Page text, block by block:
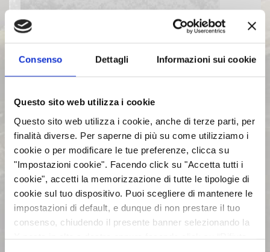
Consenso Dettagli Informazioni sui cookie
Questo sito web utilizza i cookie
Questo sito web utilizza i cookie, anche di terze parti, per
finalità diverse. Per saperne di più su come utilizziamo i
cookie o per modificare le tue preferenze, clicca su
"Impostazioni cookie". Facendo click su "Accetta tutti i
cookie", accetti la memorizzazione di tutte le tipologie di
cookie sul tuo dispositivo. Puoi scegliere di mantenere le
impostazioni di default, e dunque di non prestare il tuo
consenso, chiudendo il presente banner selezionando la
X posta in alto a destra oppure facendo click su “Rifiuta
EVENTI E DOCUMENTAZIONE
ASSEMBLEE
COMUNICATI STAMPA
ARCHIVIO 2017
ARCHIVIO 2016